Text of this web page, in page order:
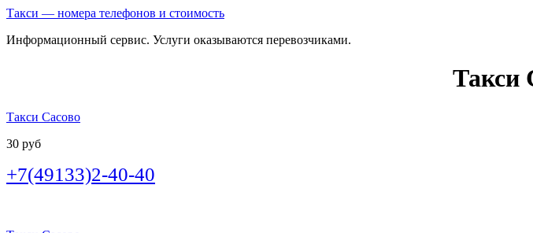
Такси — номера телефонов и стоимость
Информационный сервис. Услуги оказываются перевозчиками.
Такси
Такси Сасово
30 руб
+7(49133)2-40-40